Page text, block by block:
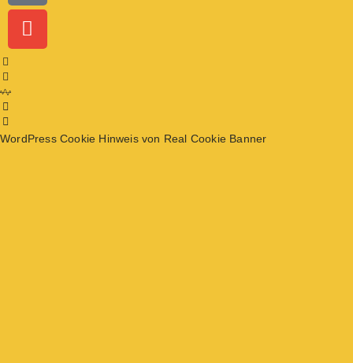
WordPress Cookie Hinweis von Real Cookie Banner